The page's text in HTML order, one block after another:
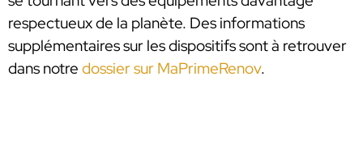
respectueux de la planète. Des informations
supplémentaires sur les dispositifs sont à retrouver
dans notre dossier sur MaPrimeRenov.